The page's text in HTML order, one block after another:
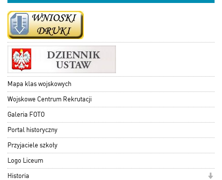
Mapa klas wojskowych
Wojskowe Centrum Rekrutacji
Galeria FOTO
Portal historyczny
Przyjaciele szkoły
Logo Liceum
Historia